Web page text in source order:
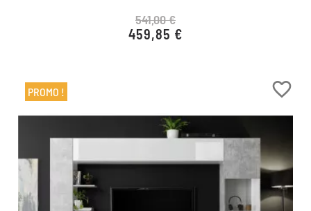
Prix de base
541,00 €
Prix
459,85 €
favorite_border
PROMO !